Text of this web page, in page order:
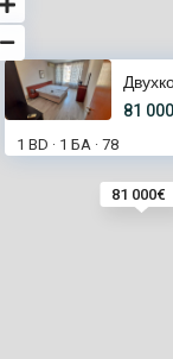
81 000€
81
1 BD · 1 БА · 78